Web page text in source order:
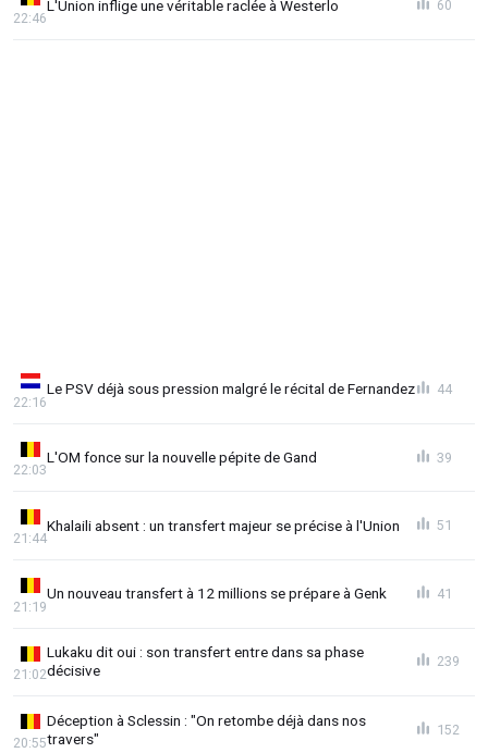
L'Union inflige une véritable raclée à Westerlo
22:46
60
Le PSV déjà sous pression malgré le récital de Fernandez
22:16
44
L'OM fonce sur la nouvelle pépite de Gand
22:03
39
Khalaili absent : un transfert majeur se précise à l'Union
21:44
51
Un nouveau transfert à 12 millions se prépare à Genk
21:19
41
Lukaku dit oui : son transfert entre dans sa phase
décisive
21:02
239
Déception à Sclessin : "On retombe déjà dans nos
travers"
20:55
152